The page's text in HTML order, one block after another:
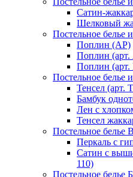
Сатин-
Шелковый
Постельное белье
Поплин (AP)
Поплин
Поплин
Постельное белье
Тенсел (арт.
Бамбук
Лен с
Тенсел
Постельное
Перкаль с
Сатин с
110)
Постельное белье